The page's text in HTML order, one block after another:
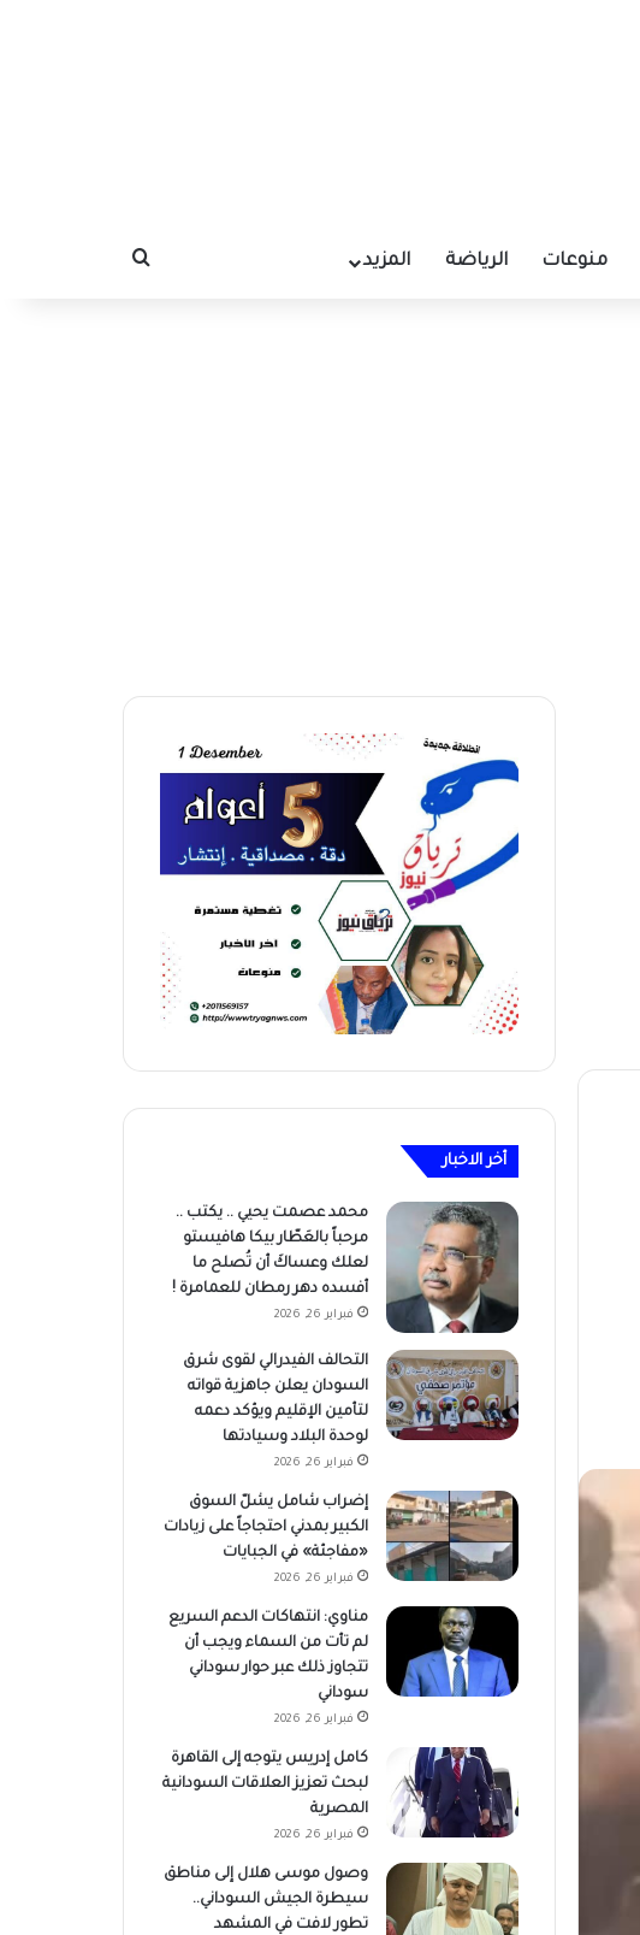
منوعات الرياضة المزيد بحث عن
أخر الاخبار
محمد عصمت يحيي .. يكتب ..
مرحباً بالعَطّار بيكا هافيستو
لعلك وعساكَ أن تُصلح ما
أفسده دهر رمطان للعمامرة !
فبراير 26, 2026
التحالف الفيدرالي لقوى شرق
السودان يعلن جاهزية قواته
لتأمين الإقليم ويؤكد دعمه
لوحدة البلاد وسيادتها
فبراير 26, 2026
إضراب شامل يشلّ السوق
الكبير بمدني احتجاجاً على زيادات
«مفاجئة» في الجبايات
فبراير 26, 2026
مناوي: انتهاكات الدعم السريع
لم تأت من السماء ويجب أن
تتجاوز ذلك عبر حوار سوداني
سوداني
فبراير 26, 2026
كامل إدريس يتوجه إلى القاهرة
لبحث تعزيز العلاقات السودانية
المصرية
فبراير 26, 2026
وصول موسى هلال إلى مناطق
سيطرة الجيش السوداني..
تطور لافت في المشهد